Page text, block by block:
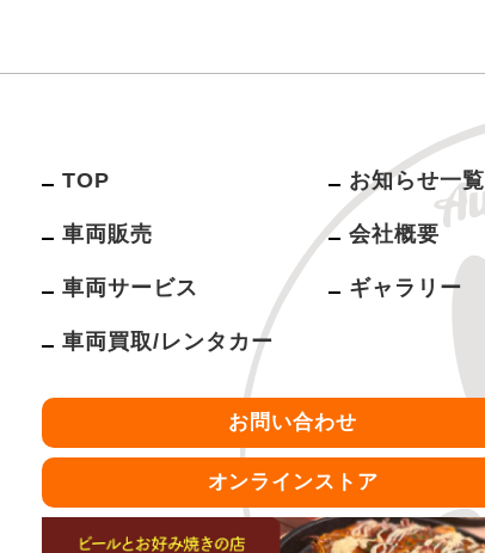
TOP お知らせ一覧
車両販売 会社概要
車両サービス ギャラリー
車両買取/レンタカー
お問い合わせ
オンラインストア